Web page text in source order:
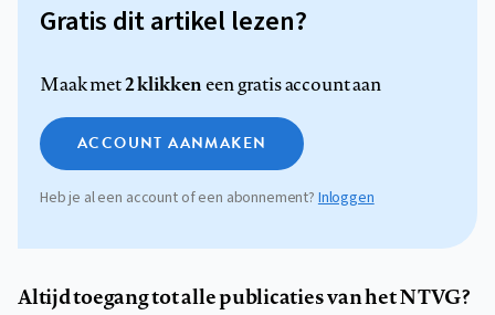
Gratis dit artikel lezen?
Maak met2 klikkeneen gratis account aan
ACCOUNT AANMAKEN
Heb je al een account of een abonnement? Inloggen
Altijd toegang tot alle publicaties van het NTVG?